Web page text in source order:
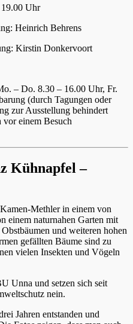
19.00 Uhr
Heinrich Behrens
Kirstin Donkervoort
– Do. 8.30 – 16.00 Uhr, Fr.
(durch Tagungen oder
zur Ausstellung behindert
einem Besuch
Kühnapfel –
Methler in einem von
einem naturnahen Garten mit
und weiteren hohen
gefällten Bäume sind zu
vielen Insekten und Vögeln
Unna und setzen sich seit
nein.
Jahren entstanden und